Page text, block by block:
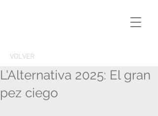
VOLVER
L'Alternativa 2025: El gran
pez ciego